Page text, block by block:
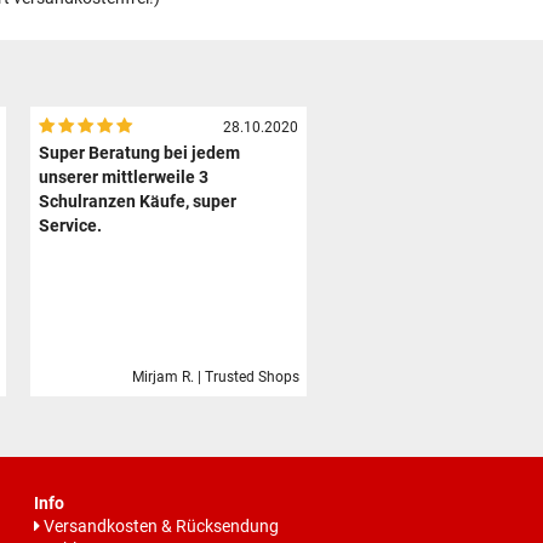
28.10.2020
Super Beratung bei jedem
unserer mittlerweile 3
Schulranzen Käufe, super
Service.
Mirjam R. | Trusted Shops
Info
Versandkosten & Rücksendung